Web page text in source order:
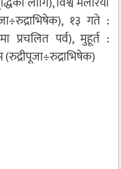
१३ गते :
प्रचलित पर्व), मुहूर्त :